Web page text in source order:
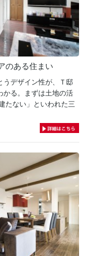
のある住まい
うデザイン性が、Ｔ邸
かる。まずは土地の活
たない」といわれた三